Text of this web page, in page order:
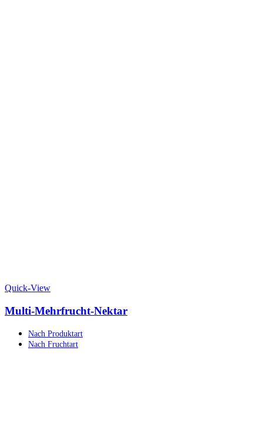
Quick-View
Multi-Mehrfrucht-Nektar
Nach Produktart
Nach Fruchtart